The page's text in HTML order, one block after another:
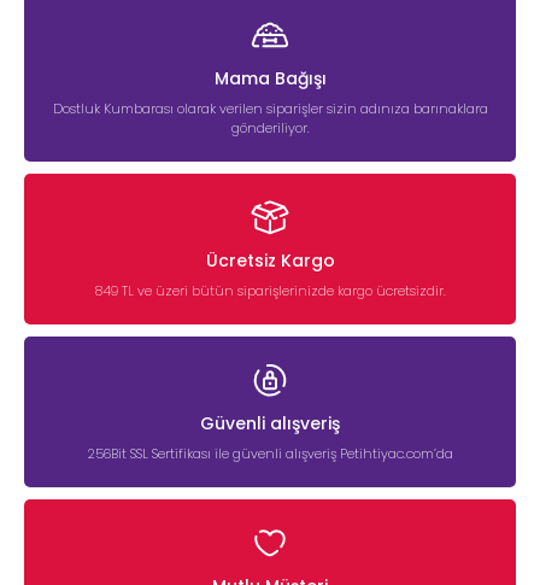
Mama Bağışı
Dostluk Kumbarası olarak verilen siparişler sizin adınıza barınaklara
gönderiliyor.
Ücretsiz Kargo
849 TL ve üzeri bütün siparişlerinizde kargo ücretsizdir.
Güvenli alışveriş
256Bit SSL Sertifikası ile güvenli alışveriş Petihtiyac.com’da